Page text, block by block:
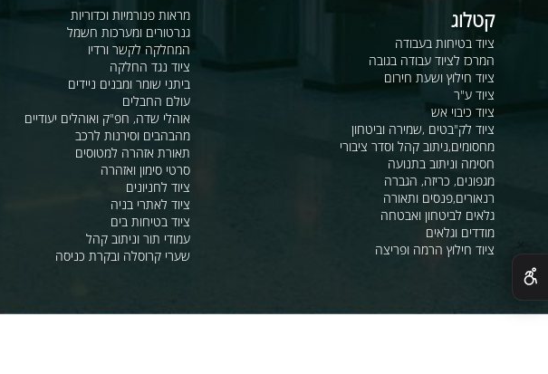
ציוד בטיחות בעבודה
המרכז לציוד עבודה בגובה
ציוד חילוץ ושעת חירום
ציוד כיבוי אש
ציוד לק"בטים ,שמירה וביטחון
מחסומים,ניתוב קהל וסדר ציבורי
חסימה וניתוב בתנועה
מגפונים, כריזה, הגברה
רנאורים,פנסים ותאורה
גלאים לביטחון ואבטחה
מודדים וגלאים
מראות פנורמיות וכדוריות
גנרטורים ומערכות חשמל
המחלקה לקשר ורדיו
ציוד נגד החלקה
ביתני שומר ומבנים ניידים
עולם החבלים
אוהלי שדה, חפ"ק ואוהלים יעודיים
מהבהבים וסירנות לרכב
תאורת אזהרה למטוסים
סרטי סימון ואזהרה
ציוד לחניונים
עמודי תור וניתוב קהל